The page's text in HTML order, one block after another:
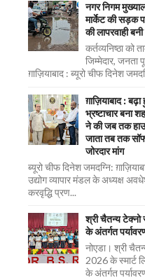
नगर निगम
मार्केट की सड़क
की लापरवाही
कर्तव्यनिष्ठा को
जिम्मेदार, जनता
ग़ाज़ियाबाद : ब्यूरो चीफ दिनेश
ग़ाज़ियाबाद :
भ्रष्टाचार बना
ने की जब तक
जाता तब तक
जोरदार मांग
ब्यूरो चीफ दिनेश जमदग्नि:
उद्योग व्यापार मंडल के अध्यक्ष
करवृद्धि प्रण...
श्री चैतन्य टेक्नो
के अंतर्गत
नोएडा। श्री
2026 के स्मार्ट
के अंतर्गत